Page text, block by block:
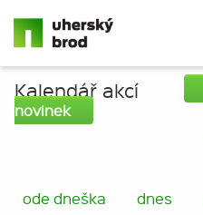
Kalendář akcí
novinek
ode dneška dnes